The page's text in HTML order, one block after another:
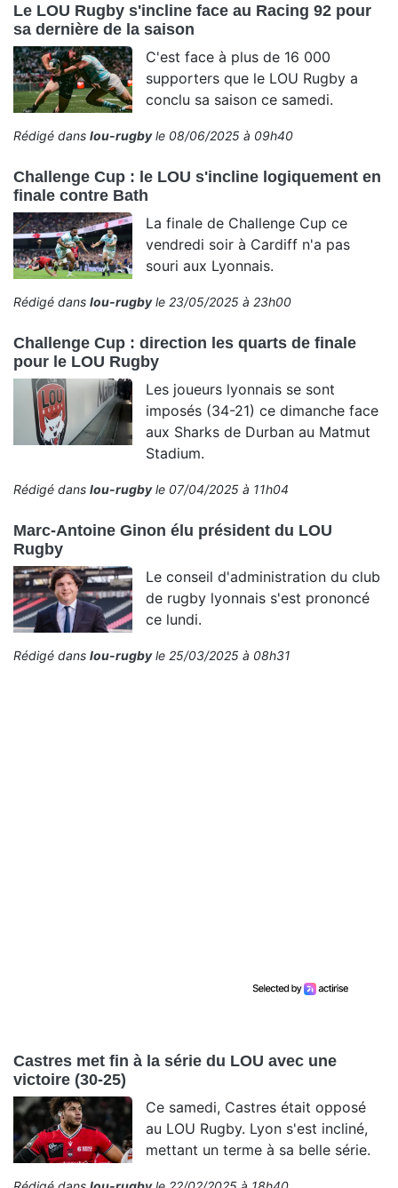
Le LOU Rugby s'incline face au Racing 92 pour
sa dernière de la saison
C'est face à plus de 16 000
supporters que le LOU Rugby a
conclu sa saison ce samedi.
Rédigé dans lou-rugbyle 08/06/2025 à 09h40
Challenge Cup : le LOU s'incline logiquement en
finale contre Bath
La finale de Challenge Cup ce
vendredi soir à Cardiff n'a pas
souri aux Lyonnais.
Rédigé dans lou-rugbyle 23/05/2025 à 23h00
Challenge Cup : direction les quarts de finale
pour le LOU Rugby
Les joueurs lyonnais se sont
imposés (34-21) ce dimanche face
aux Sharks de Durban au Matmut
Stadium.
Rédigé dans lou-rugbyle 07/04/2025 à 11h04
Marc-Antoine Ginon élu président du LOU
Rugby
Le conseil d'administration du club
de rugby lyonnais s'est prononcé
ce lundi.
Rédigé dans lou-rugbyle 25/03/2025 à 08h31
Castres met fin à la série du LOU avec une
victoire (30-25)
Ce samedi, Castres était opposé
au LOU Rugby. Lyon s'est incliné,
mettant un terme à sa belle série.